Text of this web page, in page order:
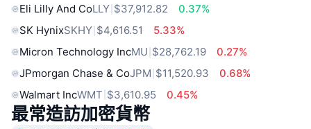
Eli Lilly And CoLLY $37,912.82
0.37%
SK HynixSKHY $4,616.51
5.33%
Micron Technology IncMU $28,762.19
0.27%
JPmorgan Chase & CoJPM $11,520.93
0.68%
Walmart IncWMT $3,610.95 0.45%
最常造訪加密貨幣